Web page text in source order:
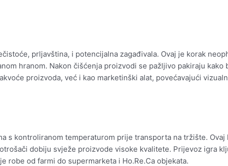
prljavština, i potencijalna zagađivala. Ovaj je korak
hranom. Nakon čišćenja proizvodi se pažljivo pakiraju kako
proizvoda, već i kao marketinški alat, povećavajući
s kontroliranom temperaturom prije transporta na tržište. Ovaj
dobiju svježe proizvode visoke kvalitete. Prijevoz igra
od farmi do supermarketa i Ho.Re.Ca objekata.